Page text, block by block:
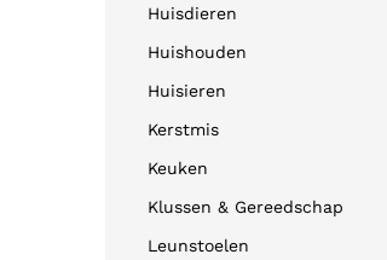
Huisdieren
Huishouden
Huisieren
Kerstmis
Keuken
Klussen & Gereedschap
Leunstoelen